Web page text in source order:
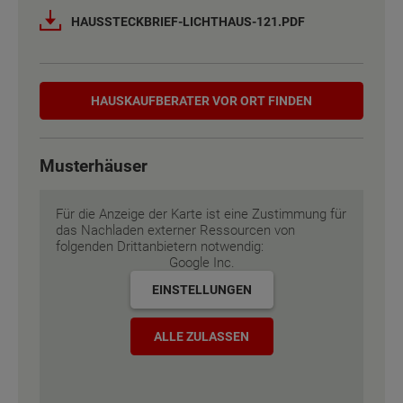
Außenmaße 7.88 m x 9.88 m
Inklusivausstattung
Außenmaße 7.88 m x 9.88 m
Inklusivausstattung
HAUSSTECKBRIEF-LICHTHAUS-121.PDF
Hauskaufberater
HAUSKAUF­BERATER VOR ORT FINDEN
Musterhäuser
Für die Anzeige der Karte ist eine Zustimmung für
das Nachladen externer Ressourcen von
folgenden Drittanbietern notwendig:
Google Inc.
EINSTELLUNGEN
ALLE ZULASSEN